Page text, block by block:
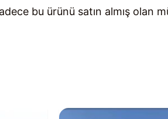
bu ürünü satın almış olan